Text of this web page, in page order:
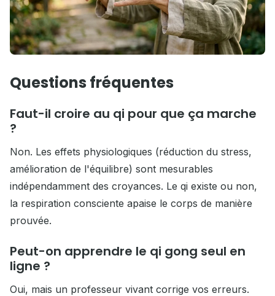
Questions fréquentes
Faut-il croire au qi pour que ça marche
?
Non. Les effets physiologiques (réduction du stress,
amélioration de l'équilibre) sont mesurables
indépendamment des croyances. Le qi existe ou non,
la respiration consciente apaise le corps de manière
prouvée.
Peut-on apprendre le qi gong seul en
ligne ?
Oui, mais un professeur vivant corrige vos erreurs.